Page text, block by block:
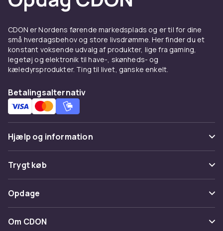
CDON er Nordens førende markedsplads og er til for dine
små hverdagsbehov og store livsdrømme. Her finder du et
konstant voksende udvalg af produkter, lige fra gaming,
legetøj og elektronik til have-, skønheds- og
kæledyrsprodukter. Ting til livet, ganske enkelt.
Betalingsalternativ
Hjælp og information
Ofte stillede spørgsmål
Spor pakke
Fortryd & returner her
Kontakt os
Trygt køb
Betaling
Levering
Opdage
Kategorier
Om CDON